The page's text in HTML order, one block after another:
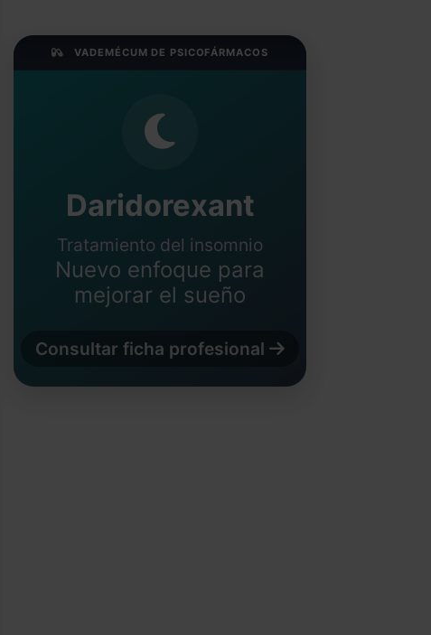
VADEMÉCUM DE PSICOFÁRMACOS
Daridorexant
Tratamiento del insomnio
Nuevo enfoque para
mejorar el sueño
Consultar ficha profesional